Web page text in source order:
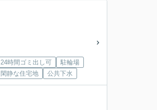
24時間ゴミ出し可
駐輪場
閑静な住宅地 公共下水